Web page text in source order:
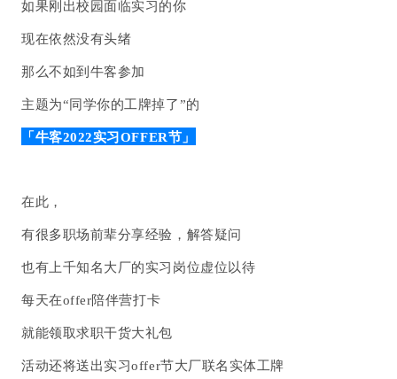
如果刚出校园面临实习的你
现在依然没有头绪
那么不如到牛客参加
主题为“同学你的工牌掉了”的
「牛客2022实习OFFER节」
在此，
有很多职场前辈分享经验，解答疑问
也有上千知名大厂的实习岗位虚位以待
每天在offer陪伴营打卡
就能领取求职干货大礼包
活动还将送出实习offer节大厂联名实体工牌